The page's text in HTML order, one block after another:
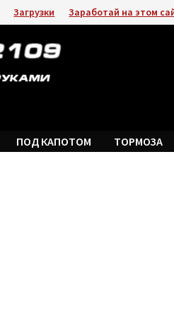
Загрузки Заработай на этом
ПОД КАПОТОМ ТОРМОЗА